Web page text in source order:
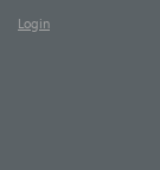
Login